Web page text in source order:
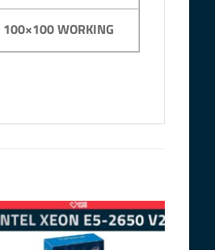
WORKING